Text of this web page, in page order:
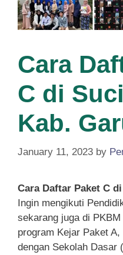
Cara
C di
Kab.
January 11, 2023 by
Cara Daftar Paket C
Ingin mengikuti
sekarang juga di
program Kejar Paket
dengan Sekolah Dasar